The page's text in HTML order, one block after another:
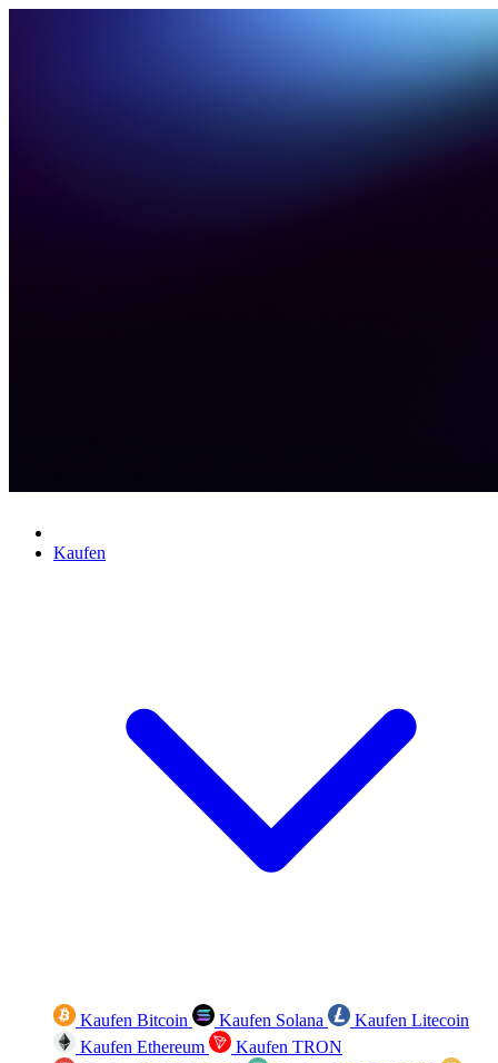
Kaufen
Kaufen Bitcoin Kaufen Solana
Kaufen Litecoin
Kaufen Ethereum
Kaufen TRON